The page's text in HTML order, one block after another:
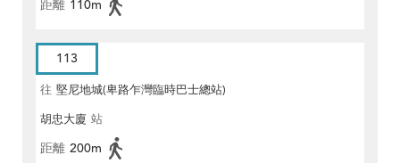
距離 110m
113
往 堅尼地城(卑路乍灣臨時巴士總站)
胡忠大廈 站
距離 200m